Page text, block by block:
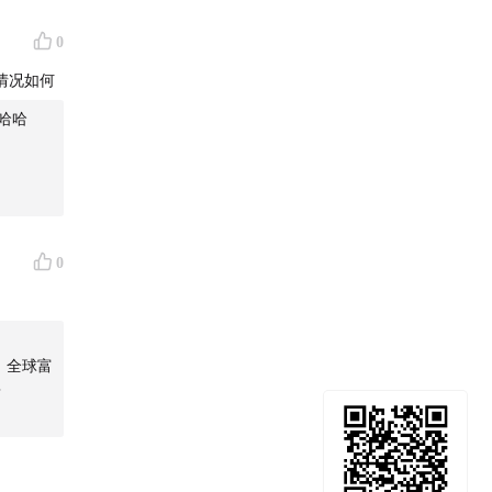
0
况如何
哈
0
全球富